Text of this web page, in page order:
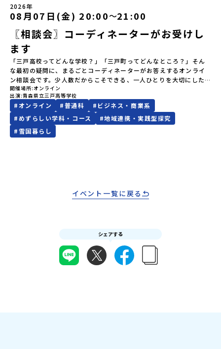
メールアドレスの変更をご希望の場合は下記の地域みらい留学公式
LINEよりご連絡をお願いします。※受信制限設定をしていると、通
知メールをお受け取りいただけません。その場合は、
「@miratabi.jp」からのメールを受信できるよう設定をお願いいた
ので、ご了承ください。・お申し込みについてお申込はお一人様1回
限りです。PC・スマートフォンからお申込ください。申込後の内容
変更はできません。お申込時は、メールアドレスの入力間違いにご
注意ください。・宿泊について１室に複数(同性2～4名程度)で宿泊
いただく予定です。・食事アレルギー対応について個別の詳細なア
レルギー対応希望にはお応えしかねる場合がございます。対応が必
要な場合は必ず事前にご相談ください。・参加取消や急遽参加でき
なくなった場合について参加決定後の参加お取り消しはご遠慮下さ
い。やむを得ないお取り消しの場合はお早めに事務局までご連絡く
ださい。・キャンセルポリシーやむを得ない参加お取り消しの場
加またはプログラム開始後の解除：100％・催行中止について天候な
どの状況等によって開催を見合わせる可能性があります。その場合
についてはこちらをご確認ください。運営団体について＜プログラ
ム主催：一般財団法人地域・教育魅力化プラットフォーム＞「意志
ある若者にあふれる持続可能な地域・社会をつくる」というビジョ
ンを掲げ、2017年3月に島根県に設立した教育事業団体です。日本
https://youtu.be/Yt8nd04aNgA?si=e5erbspvwz5O8_uF
【STEP 2】プログラム説明会〜「標津町」の内容をもっと知りした
「どんなまちなの？」という疑問にお答えする詳細配信です。2泊3
日のプログラムの中身をお伝えします。日時：6月10日(水) 19：
00〜20：00内容：どんなところ？プログラム詳細解説、質疑応答紹
介地域：鹿児島県出水市・出水工業高校/北海道標津町/岩手県八幡
平市/愛媛県鬼北町＊4つの地域のプログラムを1時間でぎゅっとお届
けします。お申し込み：https://c-mirai.jp/events/064069お気
軽にどうぞ！「はじめての一人旅だけど大丈夫？」「どんな体験が
できるの？」そんな保護者様の不安や、中学生のみなさんの素朴な
疑問にスタッフが直接お答えします。チャットでの質問も可能です
ので、ぜひご自宅からリラックスしてご参加ください。▼お申し込
み前に必ずご確認ください・参加規約への同意プログラムへの参加
申し込みいただく前に、「お申し込みに関する各規約」への同意が
の提出をもって参加確定とさせていただきます。当選確認フォーム
合は下記の地域みらい留学公式LINEよりご連絡をお願いします。※
ん。その場合は、「@miratabi.jp」からのメールを受信できるよう
設定をお願いいたします。※結果に関する個別のお問合せにはお答
イン説明会」へぜひご参加ください！
2026年
08月07日(金) 20:00〜21:00
〖相談会〗コーディネーターがお受けし
ます
「三戸高校ってどんな学校？」「三戸町ってどんなところ？」そん
な最初の疑問に、まるごとコーディネーターがお答えするオンライ
ン相談会です。少人数だからこそできる、一人ひとりを大切にした
学び。地域の人と関わりながら、自分のやりたいことに挑戦してい
ける環境。そして、学校のことだけでなく、町の雰囲気や人のあた
たかさまで伝わるのが三戸高校の魅力です。はじめて地域みらい留
学を知った方にもわかりやすく、学校の特色、学び、暮らし、地域
との関わり方をまとめてご紹介します。「まずは全体を知りたい」
という中学生・保護者の方におすすめです。※各回定員は3組までで
４３℡ 0179-20-1157(代表)✉
shuko.murata0109@gmail.comURL
開催場所 オンライン
出演 青森県立三戸高等学校
#オンライン #普通科 # ビジネス・商業系
#めずらしい学科・コース #地域連携・実践型探究
#雪国暮らし
イベント一覧に戻る
シェアする